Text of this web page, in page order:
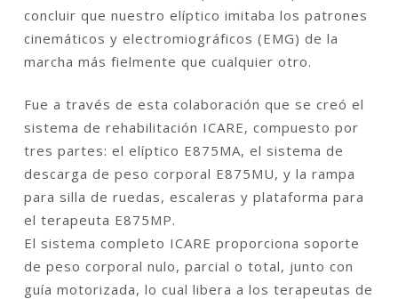
concluir que nuestro elíptico imitaba los patrones
cinemáticos y electromiográficos (EMG) de la
marcha más fielmente que cualquier otro.
Fue a través de esta colaboración que se creó el
sistema de rehabilitación ICARE, compuesto por
tres partes: el elíptico E875MA, el sistema de
descarga de peso corporal E875MU, y la rampa
para silla de ruedas, escaleras y plataforma para
el terapeuta E875MP.
El sistema completo ICARE proporciona soporte
de peso corporal nulo, parcial o total, junto con
guía motorizada, lo cual libera a los terapeutas de